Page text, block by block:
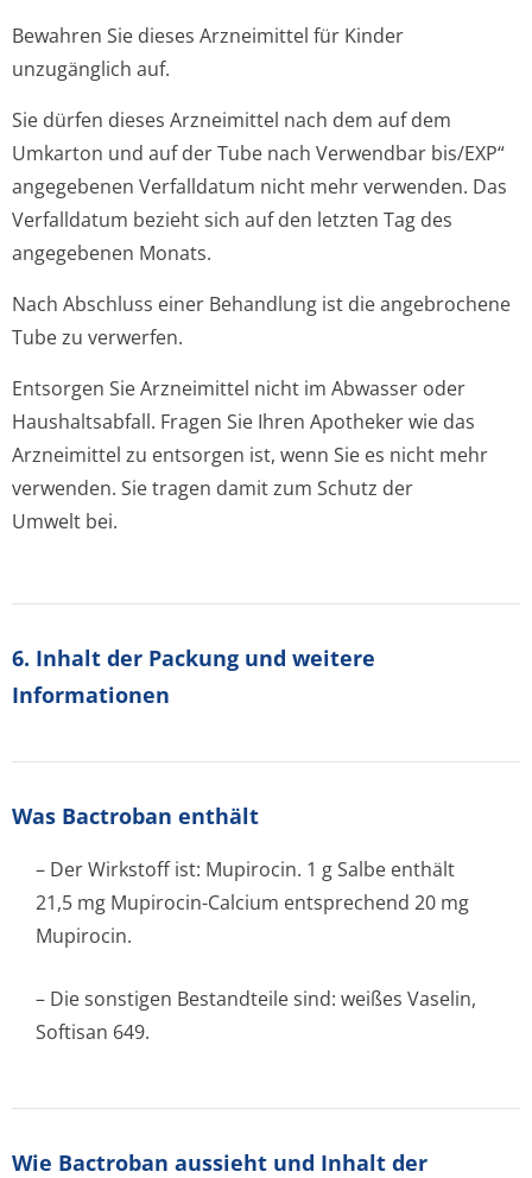
Bewahren Sie dieses Arzneimittel für Kinder
unzugänglich auf.
Sie dürfen dieses Arzneimittel nach dem auf dem
Umkarton und auf der Tube nach Verwendbar bis/EXP“
angegebenen Verfalldatum nicht mehr verwenden. Das
Verfalldatum bezieht sich auf den letzten Tag des
angegebenen Monats.
Nach Abschluss einer Behandlung ist die angebrochene
Tube zu verwerfen.
Entsorgen Sie Arzneimittel nicht im Abwasser oder
Haushaltsabfall. Fragen Sie Ihren Apotheker wie das
Arzneimittel zu entsorgen ist, wenn Sie es nicht mehr
verwenden. Sie tragen damit zum Schutz der
Umwelt bei.
6. Inhalt der Packung und weitere
Informationen
Was Bactroban enthält
– Der Wirkstoff ist: Mupirocin. 1 g Salbe enthält
21,5 mg Mupirocin-Calcium entsprechend 20 mg
Mupirocin.
– Die sonstigen Bestandteile sind: weißes Vaselin,
Softisan 649.
Wie Bactroban aussieht und Inhalt der